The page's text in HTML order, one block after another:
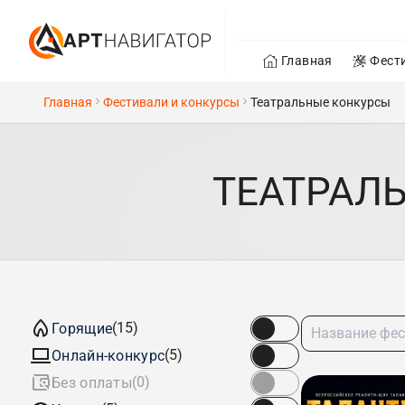
Главная
Главная Фестивали и конкурсы Театральные конкурсы
Горящие(15)
Онлайн-конкурс(5)
Без оплаты(0)